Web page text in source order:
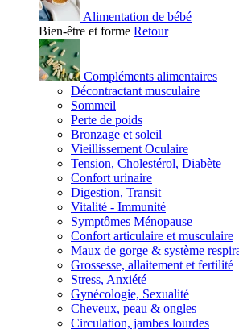
Alimentation de bébé
Bien-être et forme Retour
Compléments alimentaires
Décontractant musculaire
Sommeil
Perte de poids
Bronzage et soleil
Vieillissement Oculaire
Tension, Cholestérol, Diabète
Confort urinaire
Digestion, Transit
Vitalité - Immunité
Symptômes Ménopause
Confort articulaire et musculaire
Maux de gorge & système
Grossesse, allaitement et fertilité
Stress, Anxiété
Gynécologie, Sexualité
Cheveux, peau & ongles
Circulation, jambes lourdes